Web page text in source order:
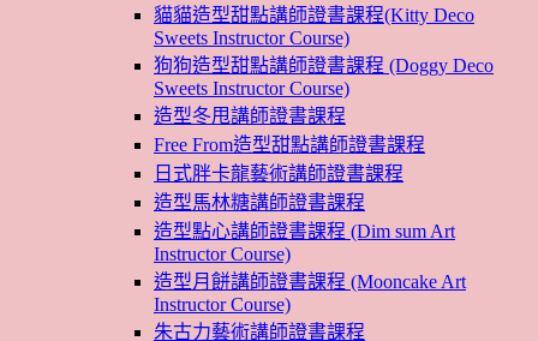
貓貓造型甜點講師證書課程(Kitty Deco
Sweets Instructor Course)
狗狗造型甜點講師證書課程 (Doggy Deco
Sweets Instructor Course)
造型冬甩講師證書課程
Free From造型甜點講師證書課程
日式胖卡龍藝術講師證書課程
造型馬林糖講師證書課程
造型點心講師證書課程 (Dim sum Art
Instructor Course)
造型月餅講師證書課程 (Mooncake Art
Instructor Course)
朱古力藝術講師證書課程